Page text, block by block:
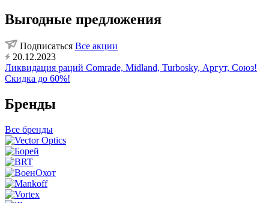
Выгодные предложения
Подписаться Все акции
20.12.2023
Ликвидация раций Comrade, Midland, Turbosky, Аргут, Союз!
Скидка до 60%!
Бренды
Все бренды